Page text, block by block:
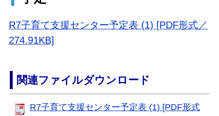
R7子育て支援センター予定表 (1) [PDF形式／
274.91KB]
関連ファイルダウンロード
R7子育て支援センター予定表 (1) [PDF形式